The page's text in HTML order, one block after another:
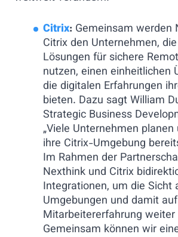
Citrix: Gemeinsam werden
Citrix den Unternehmen,
Lösungen für sichere
nutzen, einen einheitlichen
die digitalen Erfahrungen
bieten. Dazu sagt William
Strategic Business
„Viele Unternehmen
ihre Citrix-Umgebung
Im Rahmen der
Nexthink und Citrix
Integrationen, um die Sicht
Umgebungen und damit
Mitarbeitererfahrung
Gemeinsam können wir